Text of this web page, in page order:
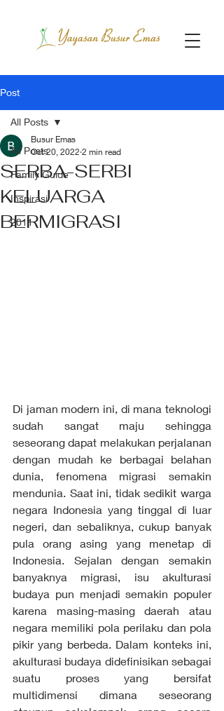
Post
All Posts
Family Guide
Inspirasi
2011
All Posts
SERBA-SERBI
KELUARGA
BERMIGRASI
Busur Emas
Oct 20, 2022 2 min read
Di jaman modern ini, di mana teknologi
sudah sangat maju sehingga
seseorang dapat melakukan perjalanan
dengan mudah ke berbagai belahan
dunia, fenomena migrasi semakin
mendunia. Saat ini, tidak sedikit warga
negara Indonesia yang tinggal di luar
negeri, dan sebaliknya, cukup banyak
pula orang asing yang menetap di
Indonesia. Sejalan dengan semakin
banyaknya migrasi, isu akulturasi
budaya pun menjadi semakin populer
karena masing-masing daerah atau
negara memiliki pola perilaku dan pola
pikir yang berbeda. Dalam konteks ini,
akulturasi budaya didefinisikan sebagai
suatu proses yang bersifat
multidimensi dimana seseorang